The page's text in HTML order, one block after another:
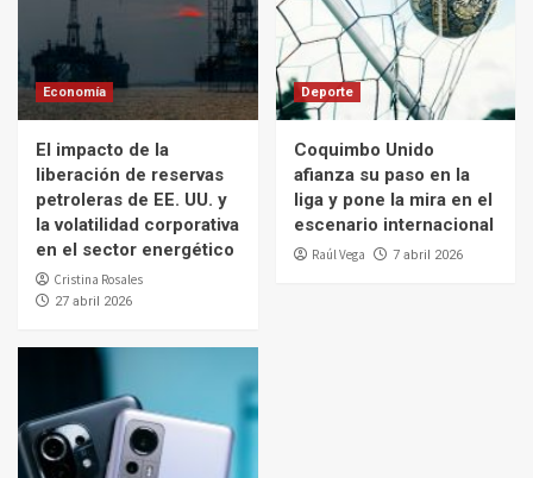
Economía
El impacto de la
liberación de reservas
petroleras de EE. UU. y
la volatilidad corporativa
en el sector energético
Cristina Rosales
27 abril 2026
Deporte
Coquimbo Unido
afianza su paso en la
liga y pone la mira en el
escenario internacional
Raúl Vega 7 abril 2026